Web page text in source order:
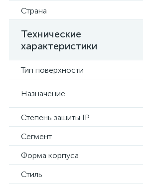
Страна
Технические
характеристики
Тип поверхности
Назначение
Степень защиты IP
Сегмент
Форма корпуса
Стиль